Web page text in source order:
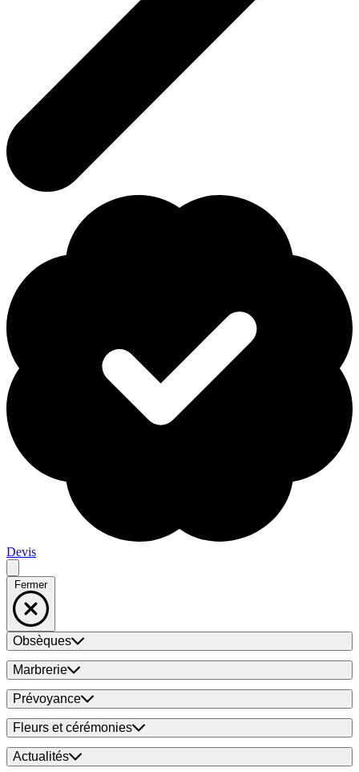
Devis
Fermer
Obsèques
Marbrerie
Prévoyance
Fleurs et cérémonies
Actualités